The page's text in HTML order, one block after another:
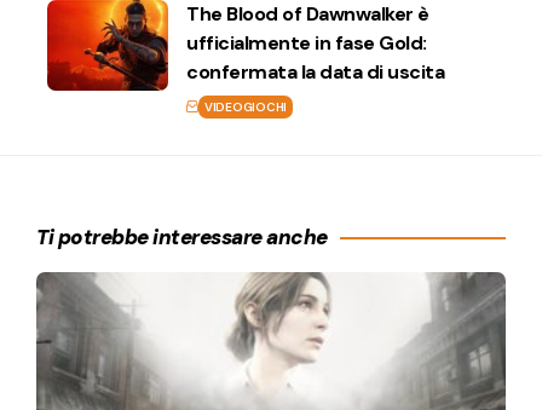
The Blood of Dawnwalker è
ufficialmente in fase Gold:
confermata la data di uscita
VIDEOGIOCHI
Ti potrebbe interessare anche